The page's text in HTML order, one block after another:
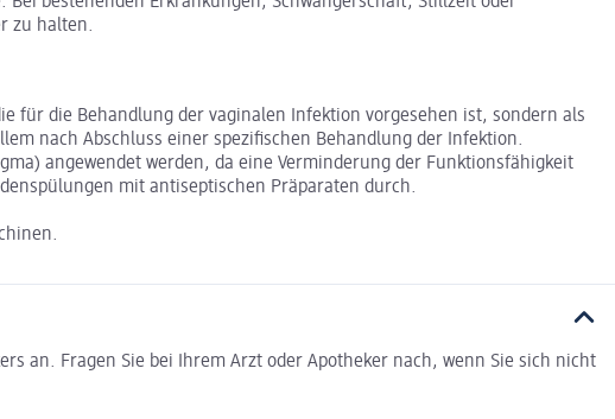
zu halten.
für die Behandlung der vaginalen Infektion vorgesehen ist, sondern als
nach Abschluss einer spezifischen Behandlung der Infektion.
angewendet werden, da eine Verminderung der Funktionsfähigkeit
mit antiseptischen Präparaten durch.
an. Fragen Sie bei Ihrem Arzt oder Apotheker nach, wenn Sie sich nicht